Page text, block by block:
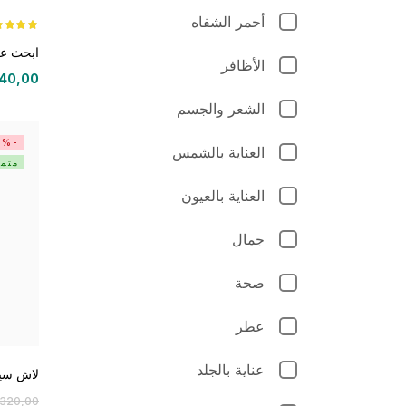
أحمر الشفاه
الأظافر
الشعر والجسم
العناية بالشمس
العناية بالعيون
جمال
صحة
عطر
عناية بالجلد
من 5
ابحث
-6%
لاش
320,00